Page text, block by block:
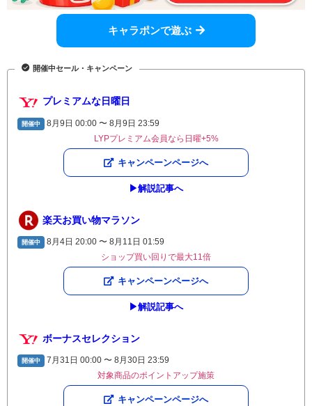
キャラポンで遊ぶ
開催中セール・キャンペーン
プレミアムな日曜日
開催中
8月9日 00:00 〜 8月9日 23:59
LYPプレミアム会員なら日曜+5%
キャンペーンページへ
▶︎解説記事へ
楽天お買い物マラソン
開催中
8月4日 20:00 〜 8月11日 01:59
ショップ買い回りで最大11倍
キャンペーンページへ
▶︎解説記事へ
ボーナスセレクション
開催中
7月31日 00:00 〜 8月30日 23:59
対象商品のポイントアップ施策
キャンペーンページへ